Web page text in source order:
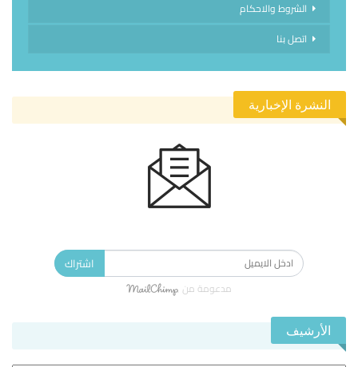
الشروط والاحكام
اتصل بنا
النشرة الإخبارية
اشتراك
مدعومة من
الأرشيف